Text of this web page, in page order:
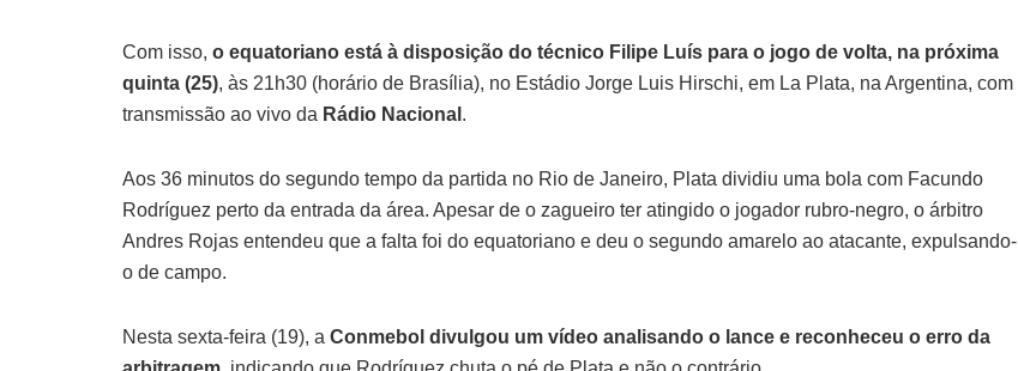
Com isso, o equatoriano está à disposição do técnico Filipe Luís para o jogo de volta, na próxima
quinta (25), às 21h30 (horário de Brasília), no Estádio Jorge Luis Hirschi, em La Plata, na Argentina, com
transmissão ao vivo da Rádio Nacional .
Aos 36 minutos do segundo tempo da partida no Rio de Janeiro, Plata dividiu uma bola com Facundo
Rodríguez perto da entrada da área. Apesar de o zagueiro ter atingido o jogador rubro-negro, o árbitro
Andres Rojas entendeu que a falta foi do equatoriano e deu o segundo amarelo ao atacante, expulsando-
o de campo.
Nesta sexta-feira (19), a Conmebol divulgou um vídeo analisando o lance e reconheceu o erro da